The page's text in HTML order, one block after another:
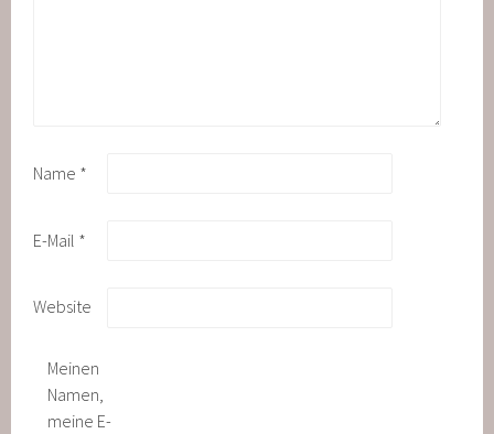
Name *
E-Mail *
Website
Meinen
Namen,
meine E-